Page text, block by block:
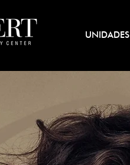
UNIDADES